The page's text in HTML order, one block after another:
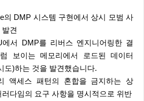
의 DMP 시스템 구현에서 상시 모범 사
견
서 DMP를 리버스 엔지니어링한 결
보이는 메모리에서 로드된 데이터
도)하는 것을 발견했습니다.
액세스 패턴의 혼합을 금지하는 상
다임의 요구 사항을 명시적으로 위반